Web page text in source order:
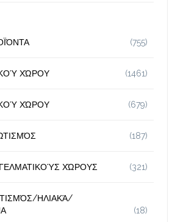
(755)
ΧΏΡΟΥ (1461)
ΧΏΡΟΥ (679)
(187)
ΧΏΡΟΥΣ (321)
ΗΛΙΑΚΆ/
(18)